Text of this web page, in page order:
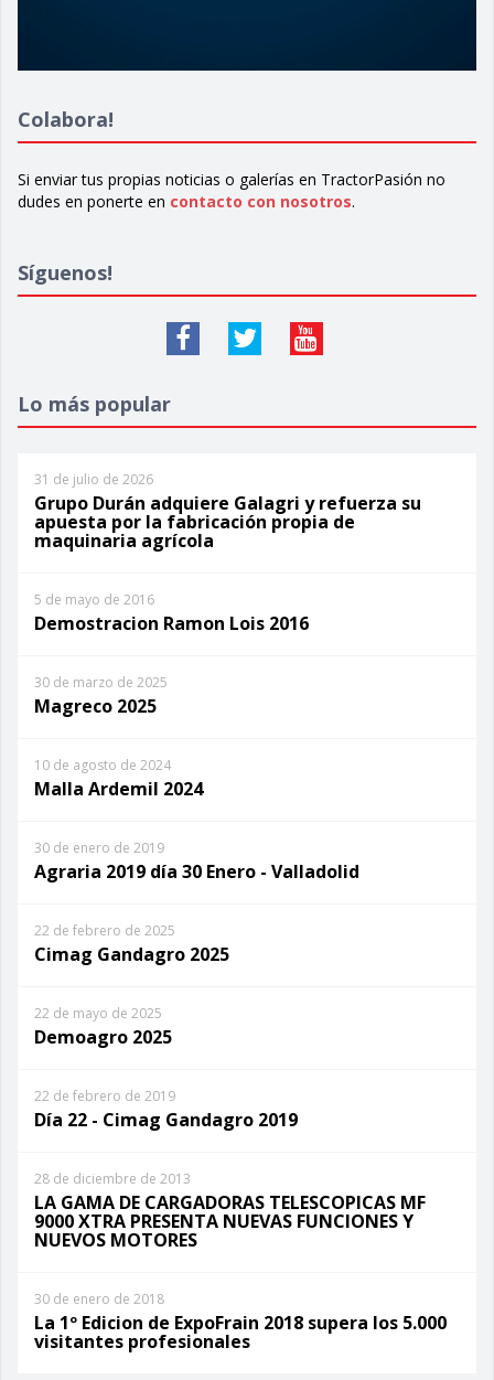
Colabora!
Si enviar tus propias noticias o galerías en TractorPasión no
dudes en ponerte en contacto con nosotros.
Síguenos!
Lo más popular
31 de julio de 2026
Grupo Durán adquiere Galagri y refuerza su
apuesta por la fabricación propia de
maquinaria agrícola
5 de mayo de 2016
Demostracion Ramon Lois 2016
30 de marzo de 2025
Magreco 2025
10 de agosto de 2024
Malla Ardemil 2024
30 de enero de 2019
Agraria 2019 día 30 Enero - Valladolid
22 de febrero de 2025
Cimag Gandagro 2025
22 de mayo de 2025
Demoagro 2025
22 de febrero de 2019
Día 22 - Cimag Gandagro 2019
28 de diciembre de 2013
LA GAMA DE CARGADORAS TELESCOPICAS MF
9000 XTRA PRESENTA NUEVAS FUNCIONES Y
NUEVOS MOTORES
30 de enero de 2018
La 1º Edicion de ExpoFrain 2018 supera los 5.000
visitantes profesionales